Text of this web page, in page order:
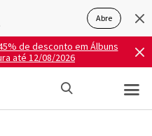
Abre
de desconto em Álbuns
até 12/08/2026